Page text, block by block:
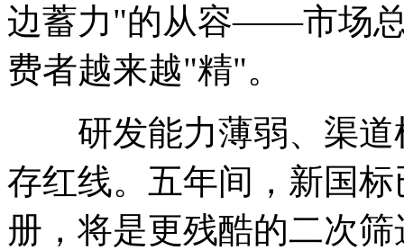
边蓄力"的从容——市场
费者越来越"精"。
研发能力薄弱、渠道
存红线。五年间，新国
册，将是更残酷的二次筛